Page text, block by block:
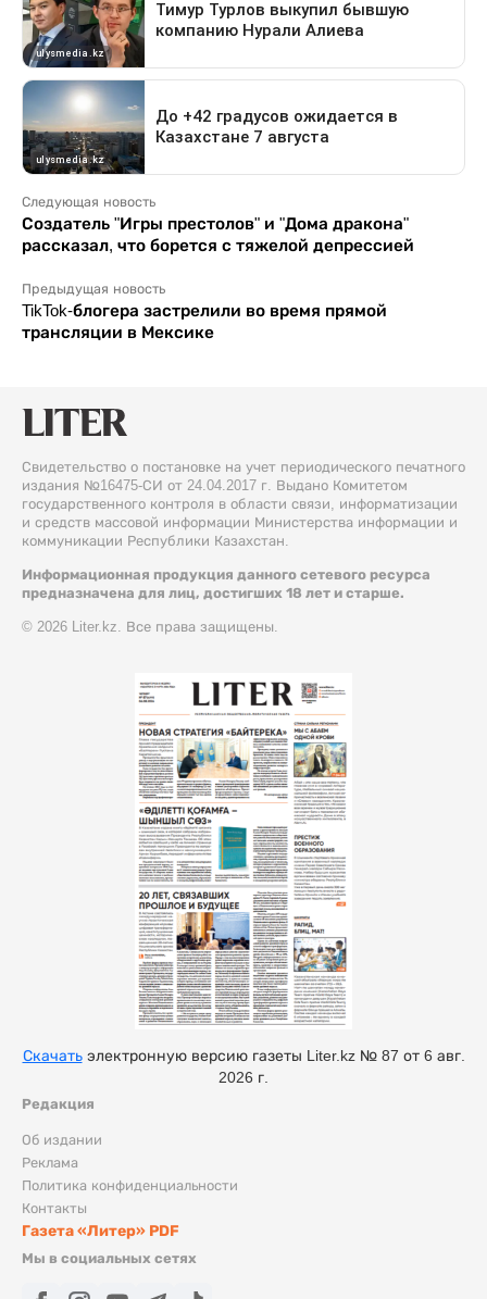
Следующая новость
Создатель "Игры престолов" и "Дома дракона"
рассказал, что борется с тяжелой депрессией
Предыдущая новость
TikTok-блогера застрелили во время прямой
трансляции в Мексике
Свидетельство о постановке на учет периодического печатного
издания №16475-СИ от 24.04.2017 г. Выдано Комитетом
государственного контроля в области связи, информатизации
и средств массовой информации Министерства информации и
коммуникации Республики Казахстан.
Информационная продукция данного сетевого ресурса
предназначена для лиц, достигших 18 лет и старше.
© 2026 Liter.kz. Все права защищены.
Редакция
Об издании
Реклама
Политика конфиденциальности
Контакты
Газета «Литер» PDF
Мы в социальных сетях
Скачатьэлектронную версию газеты Liter.kz № 87 от 6 авг.
2026 г.